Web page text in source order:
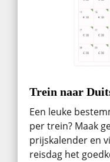
Trein naar
Een leuke
per trein? Maak
prijskalender en
reisdag het